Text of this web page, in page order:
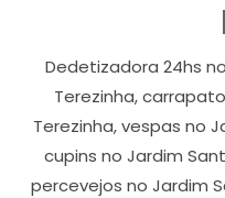
Dedetizadora 24hs
Terezinha,
Terezinha, vespas no
cupins no Jardim
percevejos no Jardim